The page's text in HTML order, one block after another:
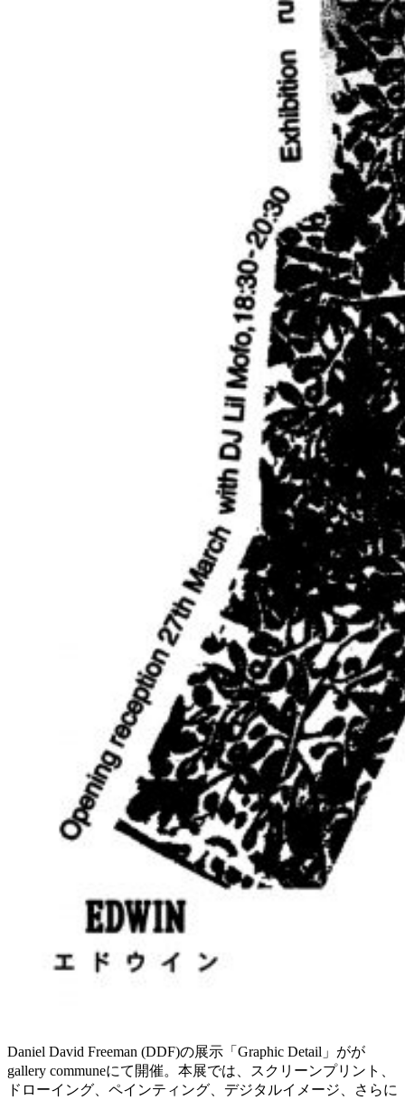
Daniel David Freeman (DDF)の展示「Graphic Detail」がが
gallery communeにて開催。本展では、スクリーンプリント、
ドローイング、ペインティング、デジタルイメージ、さらに